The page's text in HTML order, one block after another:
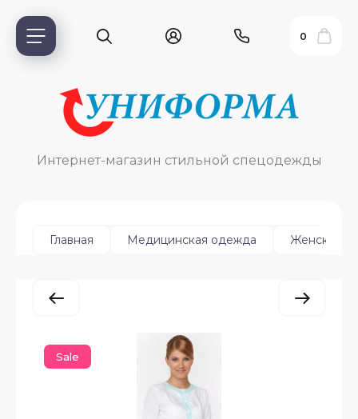
0
Интернет-магазин стильной спецодежды
Главная Медицинская одежда Женская
Sale